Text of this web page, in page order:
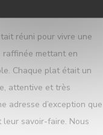
réuni pour vivre une
raffinée mettant en
Chaque plat était un
attentive et très
adresse d’exception que
leur savoir-faire. Nous